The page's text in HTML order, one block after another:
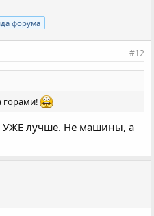
форума
#12
горами!
УЖЕ лучше. Не машины, а